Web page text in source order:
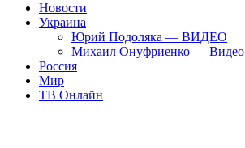
Новости
Украина
Юрий Подоляка — ВИДЕО
Михаил Онуфриенко — Видео
Россия
Мир
ТВ Онлайн